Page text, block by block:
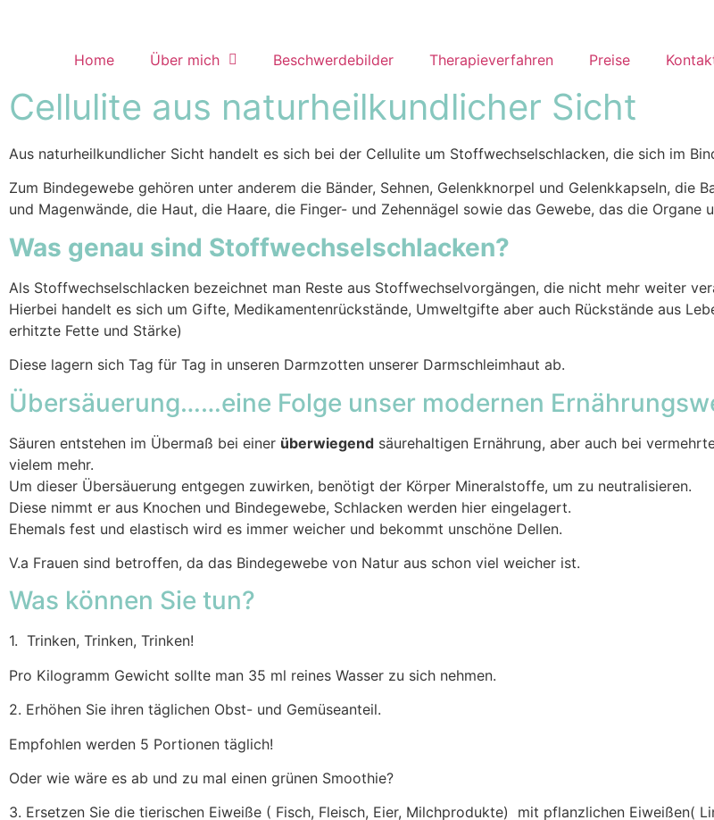
Home Über mich Beschwerdebilder Therapieverfahren Preise
Cellulite aus naturheilkundlicher Sicht
Aus naturheilkundlicher Sicht handelt es sich bei der Cellulite um Stoffwechselschlacken, die sich im
Zum Bindegewebe gehören unter anderem die Bänder, Sehnen, Gelenkknorpel und Gelenkkapseln, die
und Magenwände, die Haut, die Haare, die Finger- und Zehennägel sowie das Gewebe, das die Organe
Was genau sind Stoffwechselschlacken?
Als Stoffwechselschlacken bezeichnet man Reste aus Stoffwechselvorgängen, die nicht mehr weiter
Hierbei handelt es sich um Gifte, Medikamentenrückstände, Umweltgifte aber auch Rückstände aus
erhitzte Fette und Stärke)
Diese lagern sich Tag für Tag in unseren Darmzotten unserer Darmschleimhaut ab.
Übersäuerung……eine Folge unser modernen
Säuren entstehen im Übermaß bei einer überwiegend säurehaltigen Ernährung, aber auch bei
vielem mehr.
Um dieser Übersäuerung entgegen zuwirken, benötigt der Körper Mineralstoffe, um zu neutralisieren.
Diese nimmt er aus Knochen und Bindegewebe, Schlacken werden hier eingelagert.
Ehemals fest und elastisch wird es immer weicher und bekommt unschöne Dellen.
V.a Frauen sind betroffen, da das Bindegewebe von Natur aus schon viel weicher ist.
Was können Sie tun?
1. Trinken, Trinken, Trinken!
Pro Kilogramm Gewicht sollte man 35 ml reines Wasser zu sich nehmen.
2. Erhöhen Sie ihren täglichen Obst- und Gemüseanteil.
Empfohlen werden 5 Portionen täglich!
Oder wie wäre es ab und zu mal einen grünen Smoothie?
3. Ersetzen Sie die tierischen Eiweiße ( Fisch, Fleisch, Eier, Milchprodukte) mit pflanzlichen Eiweißen(